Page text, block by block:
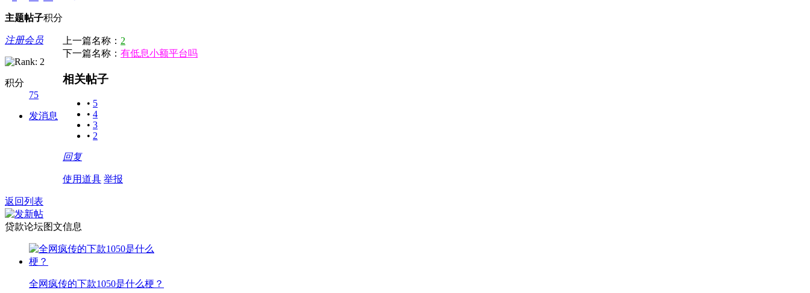
主题帖子积分
注册会员
积分
75
发消息
上一篇名称： 2
下一篇名称： 有低息小额平台吗
相关帖子
• 5
• 4
• 3
• 2
回复
使用道具 举报
返回列表
贷款论坛图文信息
全网疯传的下款1050是什么梗？